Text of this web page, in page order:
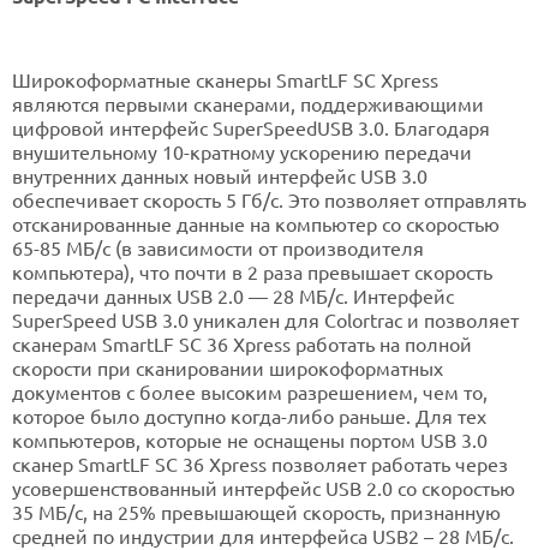
Широкоформатные сканеры SmartLF SC Xpress
являются первыми сканерами, поддерживающими
цифровой интерфейс SuperSpeedUSB 3.0. Благодаря
внушительному 10-кратному ускорению передачи
внутренних данных новый интерфейс USB 3.0
обеспечивает скорость 5 Гб/с. Это позволяет отправлять
отсканированные данные на компьютер со скоростью
65-85 МБ/с (в зависимости от производителя
компьютера), что почти в 2 раза превышает скорость
передачи данных USB 2.0 — 28 МБ/с. Интерфейс
SuperSpeed USB 3.0 уникален для Colortrac и позволяет
сканерам SmartLF SC 36 Xpress работать на полной
скорости при сканировании широкоформатных
документов с более высоким разрешением, чем то,
которое было доступно когда-либо раньше. Для тех
компьютеров, которые не оснащены портом USB 3.0
сканер SmartLF SC 36 Xpress позволяет работать через
усовершенствованный интерфейс USB 2.0 со скоростью
35 МБ/с, на 25% превышающей скорость, признанную
средней по индустрии для интерфейса USB2 – 28 МБ/с.